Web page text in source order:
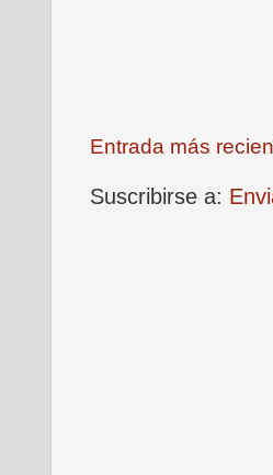
Entrada más
Suscribirse a: